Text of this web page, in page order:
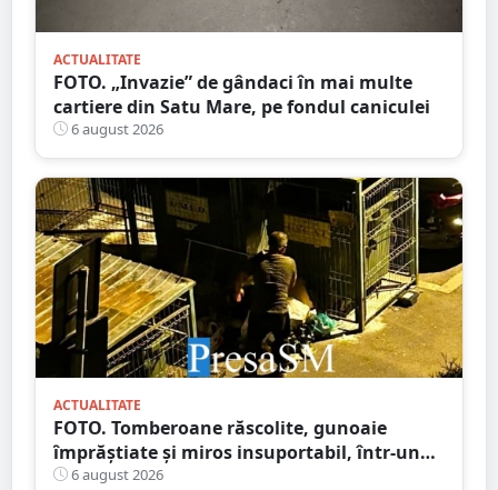
ACTUALITATE
FOTO. „Invazie” de gândaci în mai multe
cartiere din Satu Mare, pe fondul caniculei
6 august 2026
ACTUALITATE
FOTO. Tomberoane răscolite, gunoaie
împrăștiate și miros insuportabil, într-un
cartier al Sătmarului
6 august 2026